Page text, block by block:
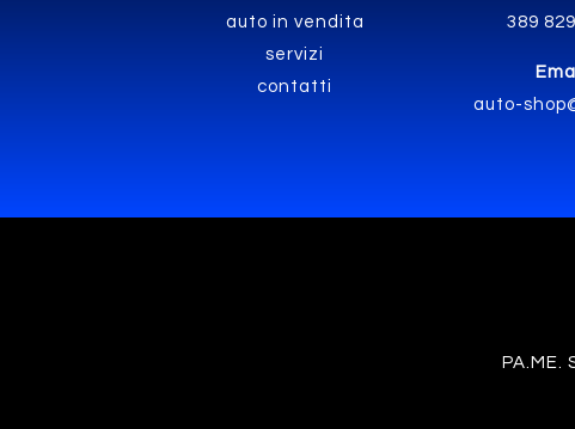
auto in vendita
servizi
contatti
389
auto-